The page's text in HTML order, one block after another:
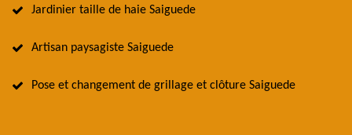
Jardinier taille de haie Saiguede
Artisan paysagiste Saiguede
Pose et changement de grillage et clôture Saiguede